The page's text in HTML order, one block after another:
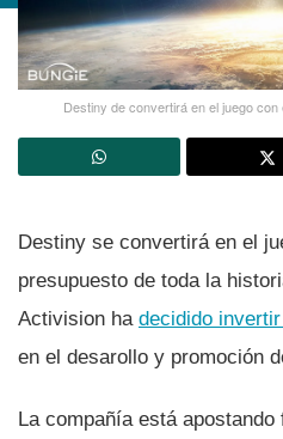
Destiny de convertirá en el juego
Destiny se convertirá en el
presupuesto de toda la
Activision ha decidido
en el desarollo y promoción
La compañí­a está